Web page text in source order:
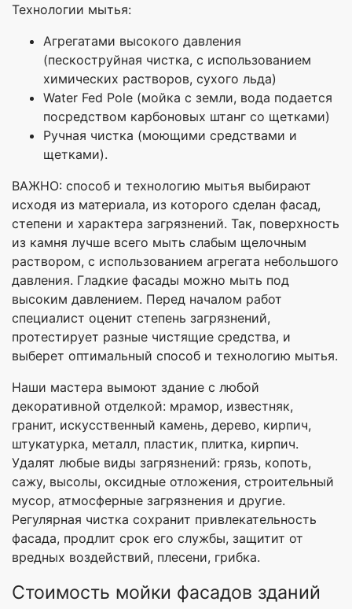
Технологии мытья:
Агрегатами высокого давления
(пескоструйная чистка, с использованием
химических растворов, сухого льда)
Water Fed Pole (мойка с земли, вода подается
посредством карбоновых штанг со щетками)
Ручная чистка (моющими средствами и
щетками).
ВАЖНО: способ и технологию мытья выбирают
исходя из материала, из которого сделан фасад,
степени и характера загрязнений. Так, поверхность
из камня лучше всего мыть слабым щелочным
раствором, с использованием агрегата небольшого
давления. Гладкие фасады можно мыть под
высоким давлением. Перед началом работ
специалист оценит степень загрязнений,
протестирует разные чистящие средства, и
выберет оптимальный способ и технологию мытья.
Наши мастера вымоют здание с любой
декоративной отделкой: мрамор, известняк,
гранит, искусственный камень, дерево, кирпич,
штукатурка, металл, пластик, плитка, кирпич.
Удалят любые виды загрязнений: грязь, копоть,
сажу, высолы, оксидные отложения, строительный
мусор, атмосферные загрязнения и другие.
Регулярная чистка сохранит привлекательность
фасада, продлит срок его службы, защитит от
вредных воздействий, плесени, грибка.
Стоимость мойки фасадов зданий